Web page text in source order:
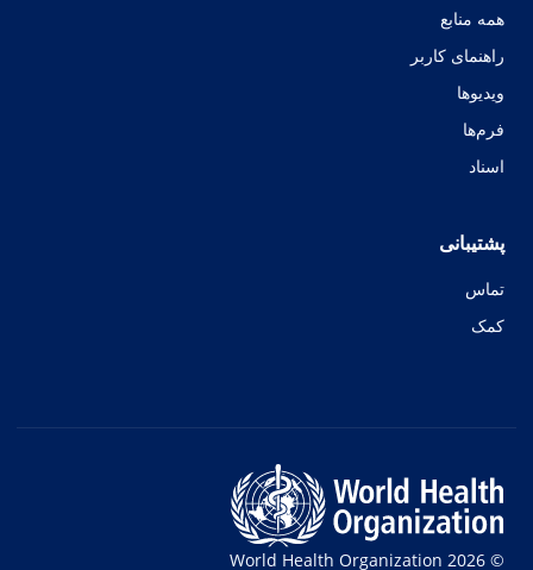
همه منابع
راهنمای کاربر
ویدیوها
فرم‌ها
اسناد
پشتیبانی
تماس
کمک
© World Health Organization 2026